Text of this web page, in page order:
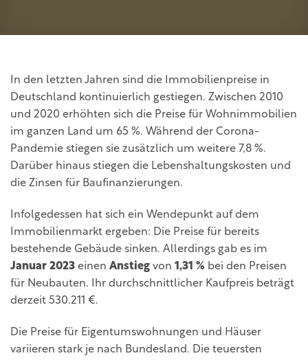
In den letzten Jahren sind die Immobilienpreise in
Deutschland kontinuierlich gestiegen. Zwischen 2010
und 2020 erhöhten sich die Preise für Wohnimmobilien
im ganzen Land um 65 %. Während der Corona-
Pandemie stiegen sie zusätzlich um weitere 7,8 %.
Darüber hinaus stiegen die Lebenshaltungskosten und
die Zinsen für Baufinanzierungen.
Infolgedessen hat sich ein Wendepunkt auf dem
Immobilienmarkt ergeben: Die Preise für bereits
bestehende Gebäude sinken. Allerdings gab es im
Januar 2023 einen Anstieg von 1,31 % bei den Preisen
für Neubauten. Ihr durchschnittlicher Kaufpreis beträgt
derzeit 530.211 €.
Die Preise für Eigentumswohnungen und Häuser
variieren stark je nach Bundesland. Die teuersten